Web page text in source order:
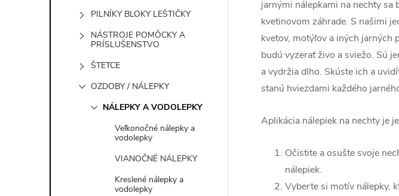
PILNÍKY BLOKY LEŠTIČKY
NÁSTROJE POMÔCKY A
PRÍSLUŠENSTVO
ŠTETCE
OZDOBY / NÁLEPKY
NÁLEPKY A VODOLEPKY
Veľkonočné nálepky a
vodolepky
VIANOČNÉ NÁLEPKY
Kreslené nálepky a
vodolepky
jarnými nálepkami na nechty sa
kvetinovom záhrade. S našimi
kvetov, motýľov a iných jarných
budú vyzerať živo a sviežo. Sú
a vydržia dlho. Skúste ich a
stanú hviezdami každého
Aplikácia nálepiek na nechty je
Očistite a osušte svoje
nálepiek.
Vyberte si motív nálepky,